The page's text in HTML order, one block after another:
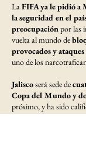
LaFIFA ya le pidió a
la seguridad en el
preocupaciónpor las
vuelta al mundo de
provocados y ataques
uno de los
Jaliscoserá sede de
Copa del Mundo y
próximo, y ha sido
internacional como “